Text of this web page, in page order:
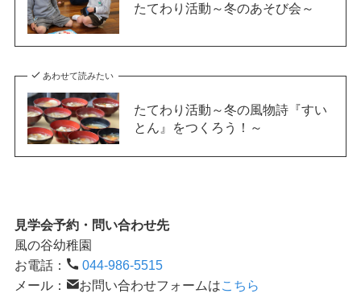
たてわり活動～冬のあそび会～
あわせて読みたい
たてわり活動～冬の風物詩『すい
とん』をつくろう！～
見学会予約・問い合わせ先
風の谷幼稚園
お電話：
044-986-5515
メール：
お問い合わせフォームはこちら